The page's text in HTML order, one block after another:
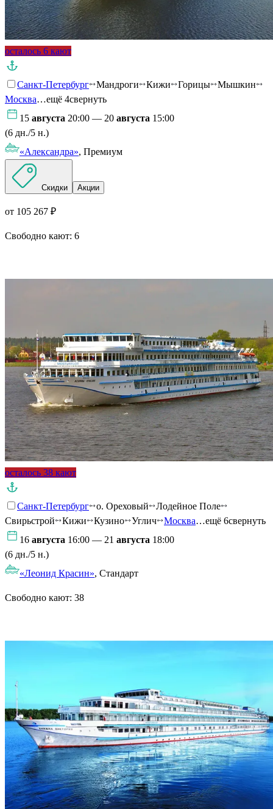
осталось 6 кают
Санкт-Петербург Мандроги Кижи Горицы
Мышкин
Москва…ещё 4свернуть
15 августа 20:00 — 20 августа 15:00
(6 дн./5 н.)
«Александра», Премиум
Скидки Акции
от 105 267 ₽
Свободно кают: 6
осталось 38 кают
Санкт-Петербург о. Ореховый
Лодейное Поле
Свирьстрой
Кижи Кузино Углич Москва…ещё 6свернуть
16 августа 16:00 — 21 августа 18:00
(6 дн./5 н.)
«Леонид Красин», Стандарт
Свободно кают: 38